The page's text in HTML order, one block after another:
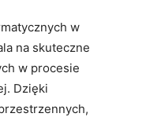
w
na skuteczne
w procesie
Dzięki